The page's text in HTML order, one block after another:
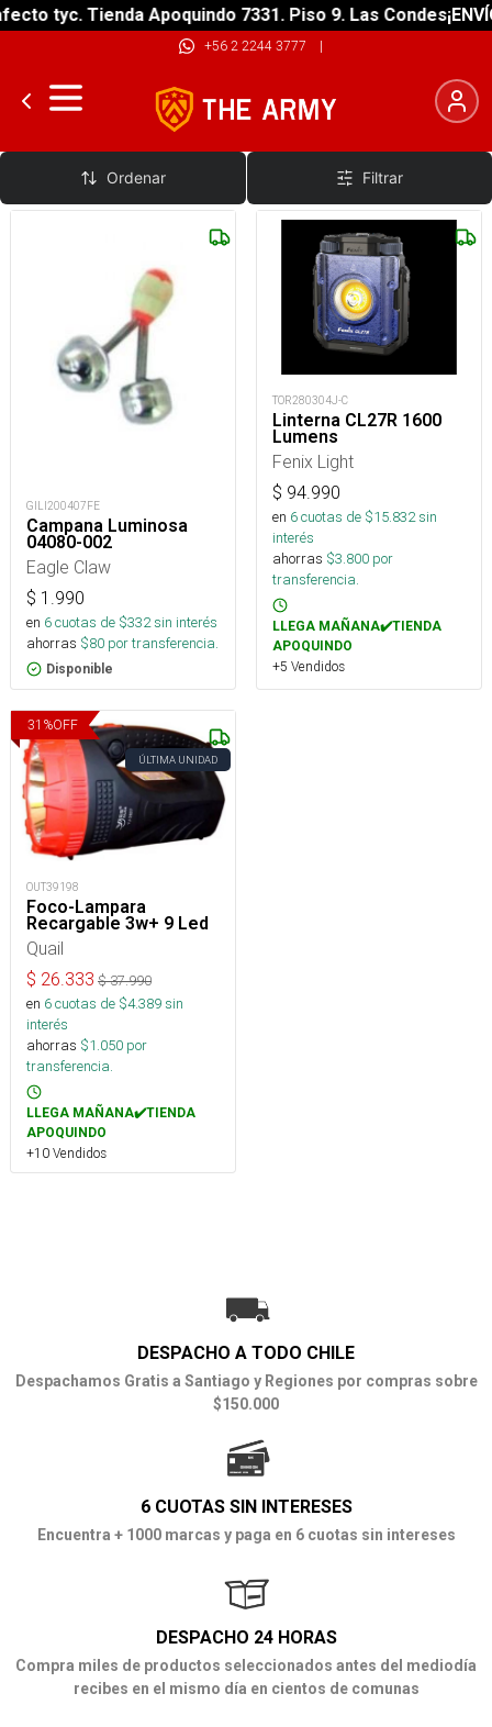
tyc. Tienda Apoquindo 7331. Piso 9. Las Condes
+56 2 2244 3777 |
Focos
Ordenar Filtrar
GILI200407FE
Campana Luminosa
04080-002
Eagle Claw
$ 1.990
en 6cuotas de $332sin interés
ahorras $80 por transferencia.
Disponible
TOR280304J-C
Linterna CL27R 1600
Lumens
Fenix Light
$ 94.990
en 6cuotas de $15.832sin
interés
ahorras $3.800 por
transferencia.
LLEGA MAÑANA✔️TIENDA
APOQUINDO
+5 Vendidos
31 %OFF
ÚLTIMA UNIDAD
OUT39198
Foco-Lampara
Recargable 3w+ 9 Led
Quail
$ 26.333 $37.990
en 6cuotas de $4.389sin
interés
ahorras $1.050 por
transferencia.
LLEGA MAÑANA✔️TIENDA
APOQUINDO
+10 Vendidos
DESPACHO A TODO CHILE
Despachamos Gratis a Santiago y Regiones por compras sobre
$150.000
6 CUOTAS SIN INTERESES
Encuentra + 1000 marcas y paga en 6 cuotas sin intereses
DESPACHO 24 HORAS
Compra miles de productos seleccionados antes del mediodía
recibes en el mismo día en cientos de comunas